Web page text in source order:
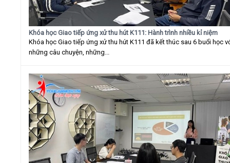
Khóa học Giao tiếp ứng xử thu hút K111: Hành trình nhiều kỉ niệm
Khóa học Giao tiếp ứng xử thu hút K111 đã kết thúc sau 6 buổi học
những câu chuyện, những...